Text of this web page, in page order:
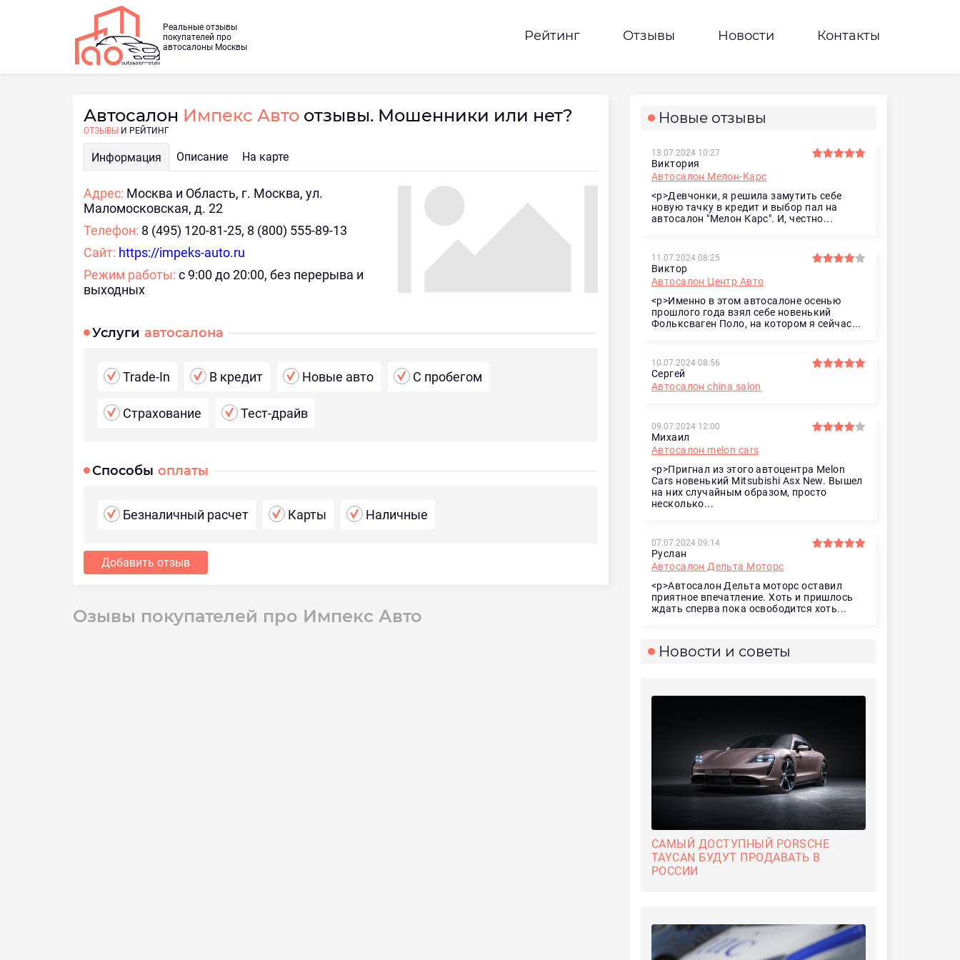
Реальные отзывы
покупателей про
автосалоны Москвы
Рейтинг Отзывы Новости Контакты
Автосалон Импекс Авто отзывы. Мошенники или нет?
ОТЗЫВЫ И РЕЙТИНГ
Информация Описание На карте
Адрес: Москва и Область, г. Москва, ул.
Маломосковская, д. 22
Телефон: 8 (495) 120-81-25, 8 (800) 555-89-13
Сайт: https://impeks-auto.ru
Режим работы: с 9:00 до 20:00, без перерыва и
выходных
Услуги автосалона
Trade-In В кредит Новые авто С пробегом
Страхование Тест-драйв
Способы оплаты
Безналичный расчет Карты Наличные
Добавить отзыв
Озывы покупателей про Импекс Авто
Новые отзывы
13.07.2024 10:27
Виктория
Автосалон Мелон-Карс
<p>Девчонки, я решила замутить себе
новую тачку в кредит и выбор пал на
автосалон "Мелон Карс". И, честно...
11.07.2024 08:25
Виктор
Автосалон Центр Авто
<p>Именно в этом автосалоне осенью
прошлого года взял себе новенький
Фольксваген Поло, на котором я сейчас...
10.07.2024 08:56
Сергей
Автосалон china salon
09.07.2024 12:00
Михаил
Автосалон melon cars
<p>Пригнал из этого автоцентра Melon
Cars новенький Mitsubishi Asx New. Вышел
на них случайным образом, просто
несколько...
07.07.2024 09:14
Руслан
Автосалон Дельта Моторс
<p>Автосалон Дельта моторс оставил
приятное впечатление. Хоть и пришлось
ждать сперва пока освободится хоть...
Новости и советы
САМЫЙ ДОСТУПНЫЙ PORSCHE
TAYCAN БУДУТ ПРОДАВАТЬ В
РОССИИ